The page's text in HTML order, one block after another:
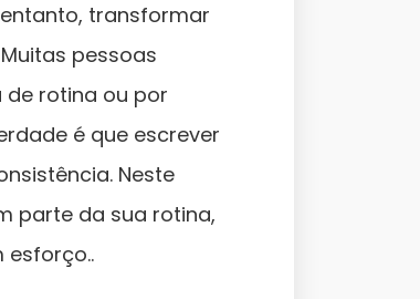
transformar
pessoas
rotina ou por
é que escrever
Neste
parte da sua rotina,
esforço..